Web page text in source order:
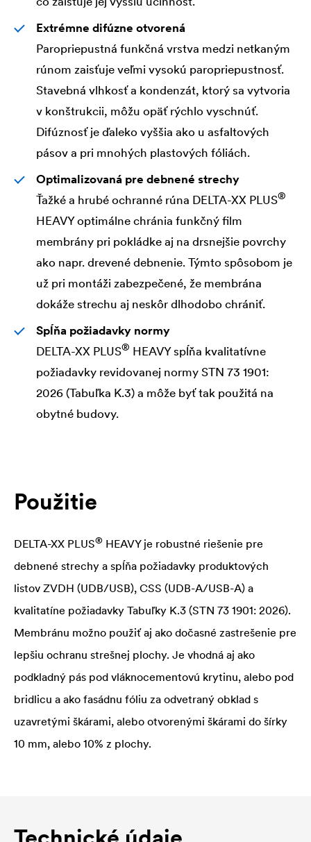
Extrémne difúzne otvorená
Paropriepustná funkčná vrstva medzi netkaným
rúnom zaisťuje veľmi vysokú paropriepustnosť.
Stavebná vlhkosť a kondenzát, ktorý sa vytvoria
v konštrukcii, môžu opäť rýchlo vyschnúť.
Difúznosť je ďaleko vyššia ako u asfaltových
pásov a pri mnohých plastových fóliách.
Optimalizovaná pre debnené strechy
Ťažké a hrubé ochranné rúna DELTA-XX PLUS®
HEAVY optimálne chránia funkčný film
membrány pri pokládke aj na drsnejšie povrchy
ako napr. drevené debnenie. Týmto spôsobom je
už pri montáži zabezpečené, že membrána
dokáže strechu aj neskôr dlhodobo chrániť.
Spĺňa požiadavky normy
DELTA-XX PLUS® HEAVY spĺňa kvalitatívne
požiadavky revidovanej normy STN 73 1901:
2026 (Tabuľka K.3) a môže byť tak použitá na
obytné budovy.
Použitie
DELTA-XX PLUS® HEAVY je robustné riešenie pre
debnené strechy a spĺňa požiadavky produktových
listov ZVDH (UDB/USB), CSS (UDB-A/USB-A) a
kvalitatíne požiadavky Tabuľky K.3 (STN 73 1901: 2026).
Membránu možno použiť aj ako dočasné zastrešenie pre
lepšiu ochranu strešnej plochy. Je vhodná aj ako
podkladný pás pod vláknocementovú krytinu, alebo pod
bridlicu a ako fasádnu fóliu za odvetraný obklad s
uzavretými škárami, alebo otvorenými škárami do šírky
10 mm, alebo 10% z plochy.